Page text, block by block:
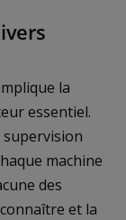
la
essentiel.
supervision
machine
des
et la